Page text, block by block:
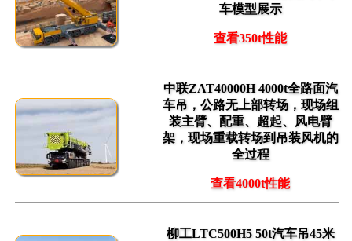
车模型展示
查看350t性能
中联ZAT40000H 4000t全路面汽
车吊，公路无上部转场，现场组
装主臂、配重、超起、风电臂
架，现场重载转场到吊装风机的
全过程
查看4000t性能
柳工LTC500H5 50t汽车吊45米